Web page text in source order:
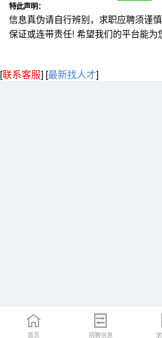
特此声明：
信息真伪请自行辨别，求职应聘须谨
保证或连带责任! 希望我们的平台能为
[联系客服] [最新找人才]
首页 招聘信息